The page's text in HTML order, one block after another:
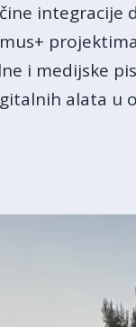
projektima
i medijske
alata u